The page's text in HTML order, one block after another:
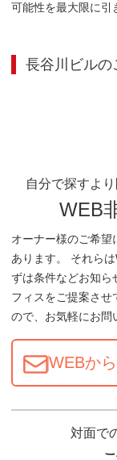
可能性を最大限に引
長谷川ビルの
自分で探すよ
WEB
オーナー様のご希望
あります。 それら
ずは条件などお知ら
フィスをご提案させ
ので、お気軽にお問
WEBか
対面で